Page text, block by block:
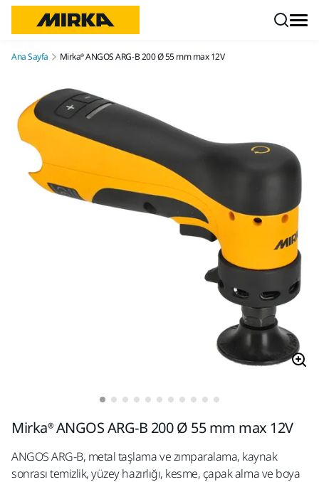
Ana Sayfa Mirka® ANGOS ARG-B 200 Ø 55 mm max 12V
Mirka® ANGOS ARG-B 200 Ø 55 mm max 12V
ANGOS ARG-B, metal taşlama ve zımparalama, kaynak
sonrası temizlik, yüzey hazırlığı, kesme, çapak alma ve boya